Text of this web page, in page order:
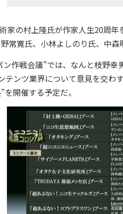
家の村上隆氏が作家人生20周
常寛氏、小林よしのり氏、中森
作戦会議”では、なんと枝野
ンツ業界について意見を交わ
開催する予定だ。